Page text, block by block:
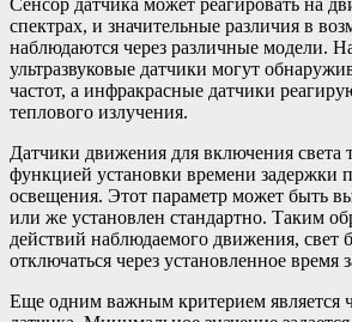
спектрах, и значительные различия в
наблюдаются через различные модели.
ультразвуковые датчики могут
частот, а инфракрасные датчики
теплового излучения.
Датчики движения для включения света
функцией установки времени задержки
освещения. Этот параметр может быть
или же установлен стандартно. Таким
действий наблюдаемого движения, свет
отключаться через установленное время
Еще одним важным критерием является